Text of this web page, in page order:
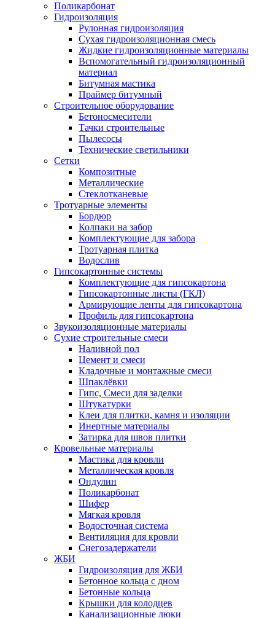
Поликарбонат
Гидроизоляция
Рулонная гидроизоляция
Сухая гидроизоляционная смесь
Жидкие гидроизоляционные материалы
Вспомогательный гидроизоляционный
материал
Битумная мастика
Праймер битумный
Строительное оборудование
Бетоносмесители
Тачки строительные
Пылесосы
Технические светильники
Сетки
Композитные
Металлические
Стеклотканевые
Тротуарные элементы
Бордюр
Колпаки на забор
Комплектующие для забора
Тротуарная плитка
Водослив
Гипсокартонные системы
Комплектующие для гипсокартона
Гипсокартонные листы (ГКЛ)
Армирующие ленты для гипсокартона
Профиль для гипсокартона
Звукоизоляционные материалы
Сухие строительные смеси
Наливной пол
Цемент и смеси
Кладочные и монтажные смеси
Шпаклёвки
Гипс, Смеси для заделки
Штукатурки
Клеи для плитки, камня и изоляции
Инертные материалы
Затирка для швов плитки
Кровельные материалы
Мастика для кровли
Металлическая кровля
Ондулин
Поликарбонат
Шифер
Мягкая кровля
Водосточная система
Вентиляция для кровли
Снегозадержатели
ЖБИ
Гидроизоляция для ЖБИ
Бетонное кольца с дном
Бетонные кольца
Крышки для колодцев
Канализационные люки